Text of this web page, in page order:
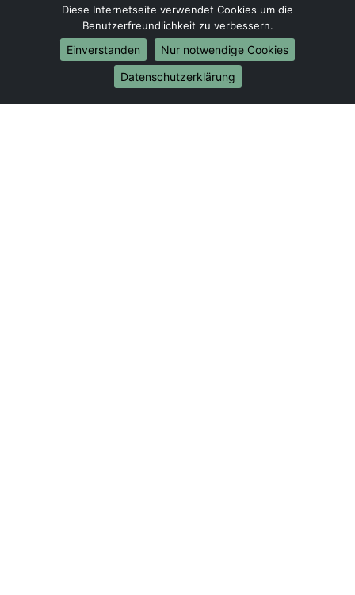
Umzug von Magdeburg nach Bielefeld
Umzug von Magdeburg nach Bonn
Umzug von Magdeburg nach Münster
Internationale-Umzüge
Umzug von Magdeburg nach Brasilien
Diese Internetseite verwendet Cookies um die
Benutzerfreundlichkeit zu verbessern.
Einverstanden
Nur notwendige Cookies
Datenschutzerklärung